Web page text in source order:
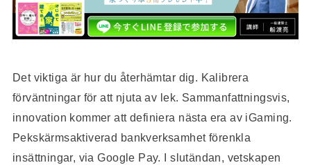
Det viktiga är hur du återhämtar dig. Kalibrera
förväntningar för att njuta av lek. Sammanfattningsvis,
innovation kommer att definiera nästa era av iGaming.
Pekskärmsaktiverad bankverksamhet förenkla
insättningar, via Google Pay. I slutändan, vetskapen